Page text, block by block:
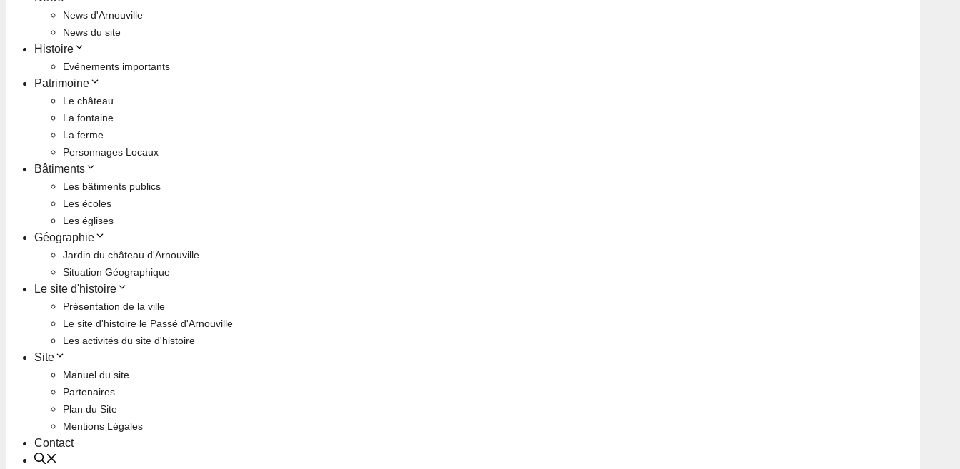
News d'Arnouville
News du site
Histoire
Evénements importants
Patrimoine
Le château
La fontaine
La ferme
Personnages Locaux
Bâtiments
Les bâtiments publics
Les écoles
Les églises
Géographie
Jardin du château d'Arnouville
Situation Géographique
Le site d'histoire
Présentation de la ville
Le site d'histoire le Passé d'Arnouville
Les activités du site d'histoire
Site
Manuel du site
Partenaires
Plan du Site
Mentions Légales
Contact